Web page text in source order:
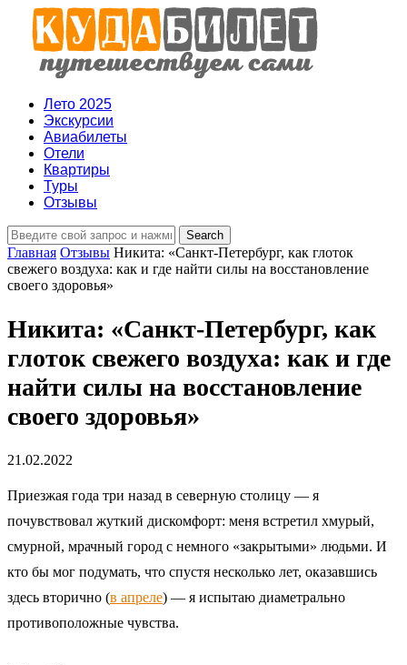
Лето 2025
Экскурсии
Авиабилеты
Отели
Квартиры
Туры
Отзывы
Главная Отзывы Никита: «Санкт-Петербург, как глоток
свежего воздуха: как и где найти силы на восстановление
своего здоровья»
Никита: «Санкт-Петербург, как
глоток свежего воздуха: как и где
найти силы на восстановление
своего здоровья»
21.02.2022
Приезжая года три назад в северную столицу — я
почувствовал жуткий дискомфорт: меня встретил хмурый,
смурной, мрачный город с немного «закрытыми» людьми. И
кто бы мог подумать, что спустя несколько лет, оказавшись
здесь вторично (в апреле) — я испытаю диаметрально
противоположные чувства.